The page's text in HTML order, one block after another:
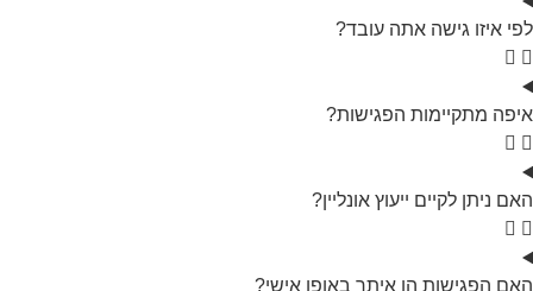
לפי איזו גישה אתה עובד?
איפה מתקיימות הפגישות?
האם ניתן לקיים ייעוץ אונליין?
האם הפגישות הן איתך באופן אישי?